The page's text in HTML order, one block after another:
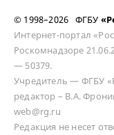
© 1998–2026 ФГБУ
Интернет-портал
Роскомнадзоре
— 50379.
Учредитель — ФГБУ
редактор – В.А.
web@rg.ru
Редакция не несет